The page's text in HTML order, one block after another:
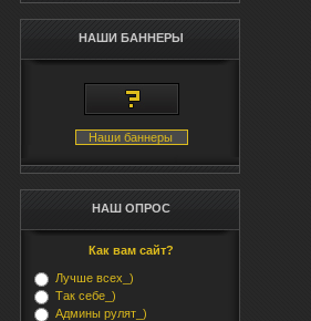
НАШИ БАННЕРЫ
Наши баннеры
НАШ ОПРОС
Как вам сайт?
Лучше всех_)
Так себе_)
Админы рулят_)